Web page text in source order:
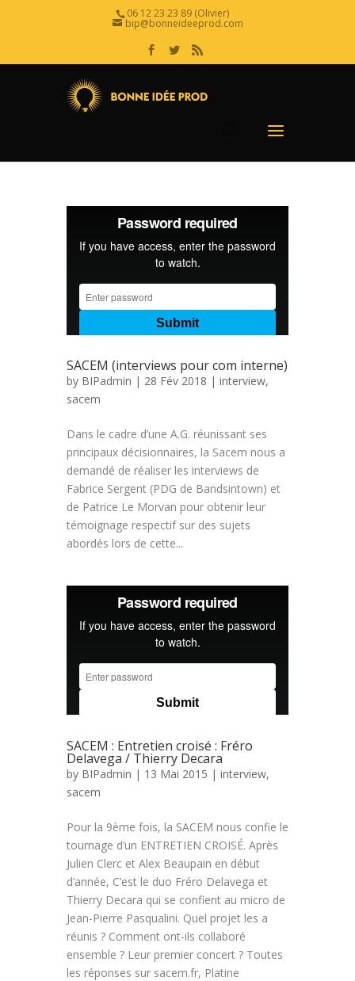
06 12 23 23 89 (Olivier)
bip@bonneideeprod.com
SACEM (interviews pour com interne)
by BIPadmin | 28 Fév 2018 | interview,
sacem
Dans le cadre d’une A.G. réunissant ses
principaux décisionnaires, la Sacem nous a
demandé de réaliser les interviews de
Fabrice Sergent (PDG de Bandsintown) et
de Patrice Le Morvan pour obtenir leur
témoignage respectif sur des sujets
abordés lors de cette...
SACEM : Entretien croisé : Fréro
Delavega / Thierry Decara
by BIPadmin | 13 Mai 2015 | interview,
sacem
Pour la 9ème fois, la SACEM nous confie le
tournage d’un ENTRETIEN CROISÉ. Après
Julien Clerc et Alex Beaupain en début
d’année, C’est le duo Fréro Delavega et
Thierry Decara qui se confient au micro de
Jean-Pierre Pasqualini. Quel projet les a
réunis ? Comment ont-ils collaboré
ensemble ? Leur premier concert ? Toutes
les réponses sur sacem.fr, Platine